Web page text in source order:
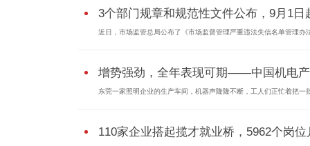
3个部门规章和规范性文件公布，9月1日
近日，市场监管总局公布了《市场监督管理严重违法失信名单管理办
增势强劲，全年表现可期——中国机电
东莞一家照明企业的生产车间，机器声隆隆不断，工人们正忙着把一
110家企业搭起揽才就业桥，5962个岗位